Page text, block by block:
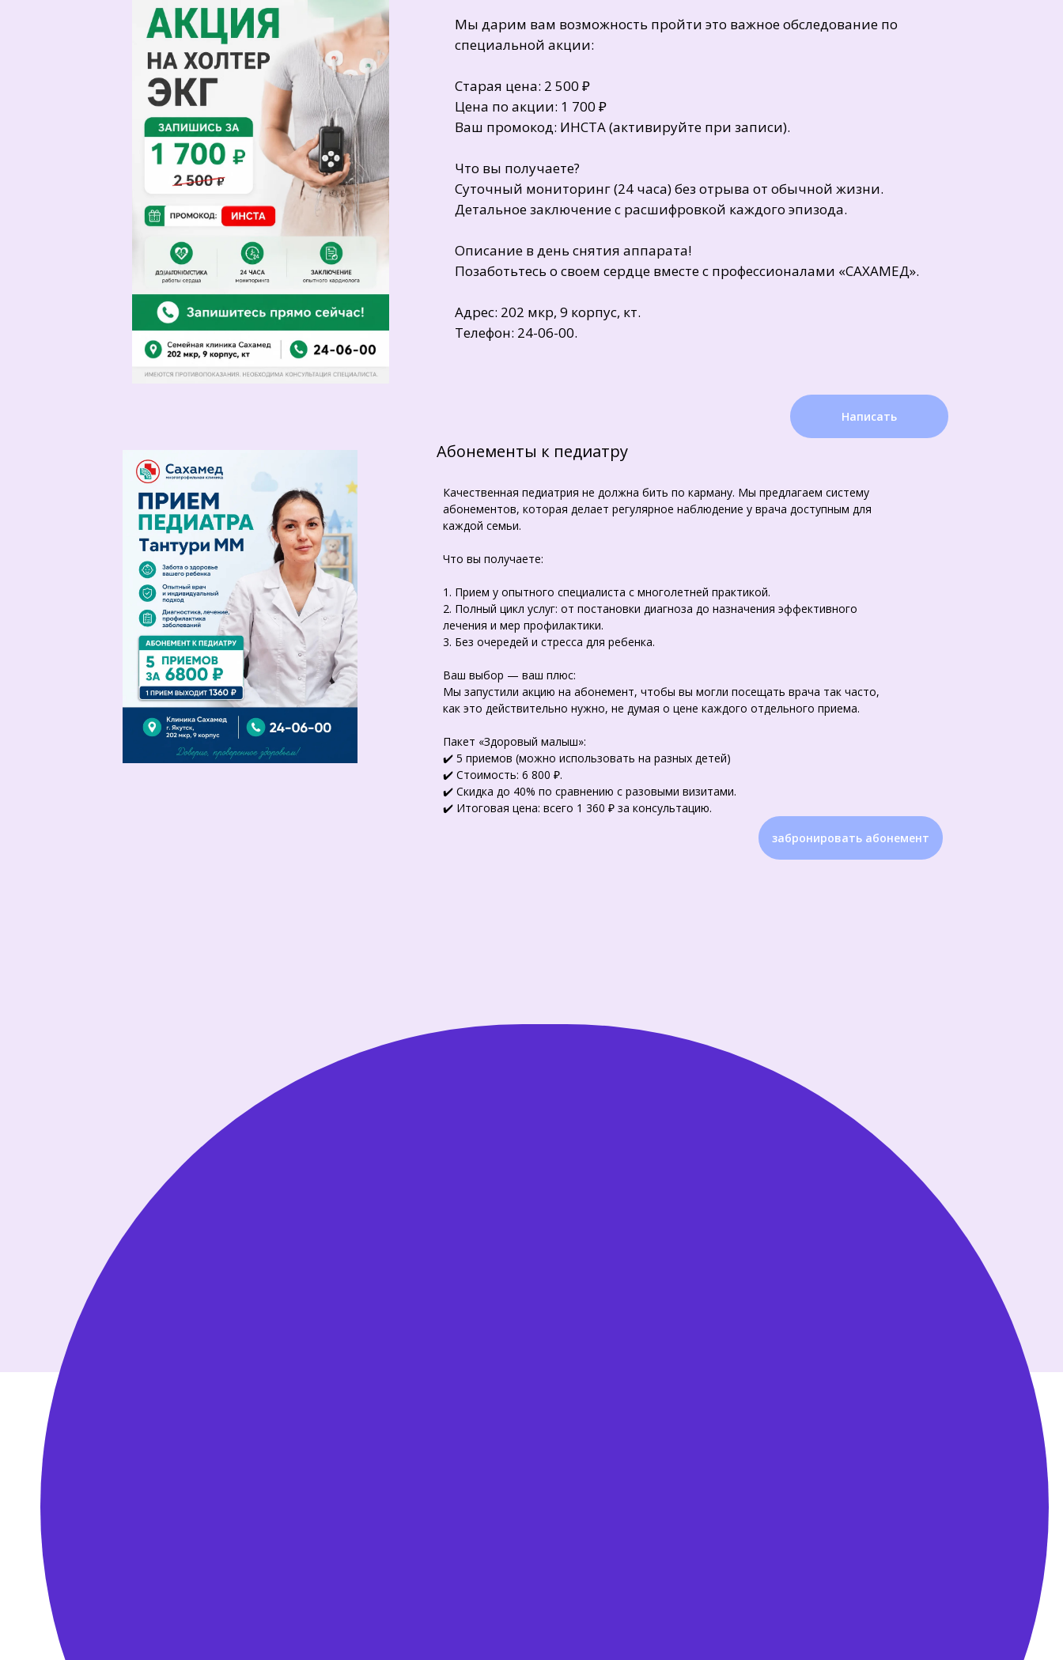
Качественная педиатрия не должна бить по карману. Мы предлагаем систему
абонементов, которая делает регулярное наблюдение у врача доступным для
каждой семьи.
Что вы получаете:
1. Прием у опытного специалиста с многолетней практикой.
2. Полный цикл услуг: от постановки диагноза до назначения эффективного
лечения и мер профилактики.
3. Без очередей и стресса для ребенка.
Ваш выбор — ваш плюс:
Мы запустили акцию на абонемент, чтобы вы могли посещать врача так часто,
как это действительно нужно, не думая о цене каждого отдельного приема.
Пакет «Здоровый малыш»:
✔️ 5 приемов (можно использовать на разных детей)
✔️ Стоимость: 6 800 ₽.
✔️ Скидка до 40% по сравнению с разовыми визитами.
✔️ Итоговая цена: всего 1 360 ₽ за консультацию.
Написать
забронировать абонемент
Абонементы к педиатру
Мы дарим вам возможность пройти это важное обследование по
специальной акции:
Старая цена: 2 500 ₽
Цена по акции: 1 700 ₽
Ваш промокод: ИНСТА (активируйте при записи).
Что вы получаете?
Суточный мониторинг (24 часа) без отрыва от обычной жизни.
Детальное заключение с расшифровкой каждого эпизода.
Описание в день снятия аппарата!
Позаботьтесь о своем сердце вместе с профессионалами «САХАМЕД».
Адрес: 202 мкр, 9 корпус, кт.
Телефон: 24-06-00.